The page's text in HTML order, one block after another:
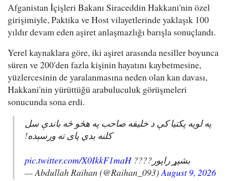
Afganistan İçişleri Bakanı Siraceddin Hakkani'nin özel
girişimiyle, Paktika ve Host vilayetlerinde yaklaşık 100
yıldır devam eden aşiret anlaşmazlığı barışla sonuçlandı.
Yerel kaynaklara göre, iki aşiret arasında nesiller boyunca
süren ve 200'den fazla kişinin hayatını kaybetmesine,
yüzlercesinin de yaralanmasına neden olan kan davası,
Hakkani'nin yürüttüğü arabuluculuk görüşmeleri
sonucunda sona erdi.
په لویه پکتیا کې د خلیفه صاحب په هڅو څه باندې سل
کلنه بدي پای ته ورسېده!
بشپړ راپور????pic.twitter.com/X0IkkF1maH
— Abdullah Raihan (@Raihan_093) August 9, 2026